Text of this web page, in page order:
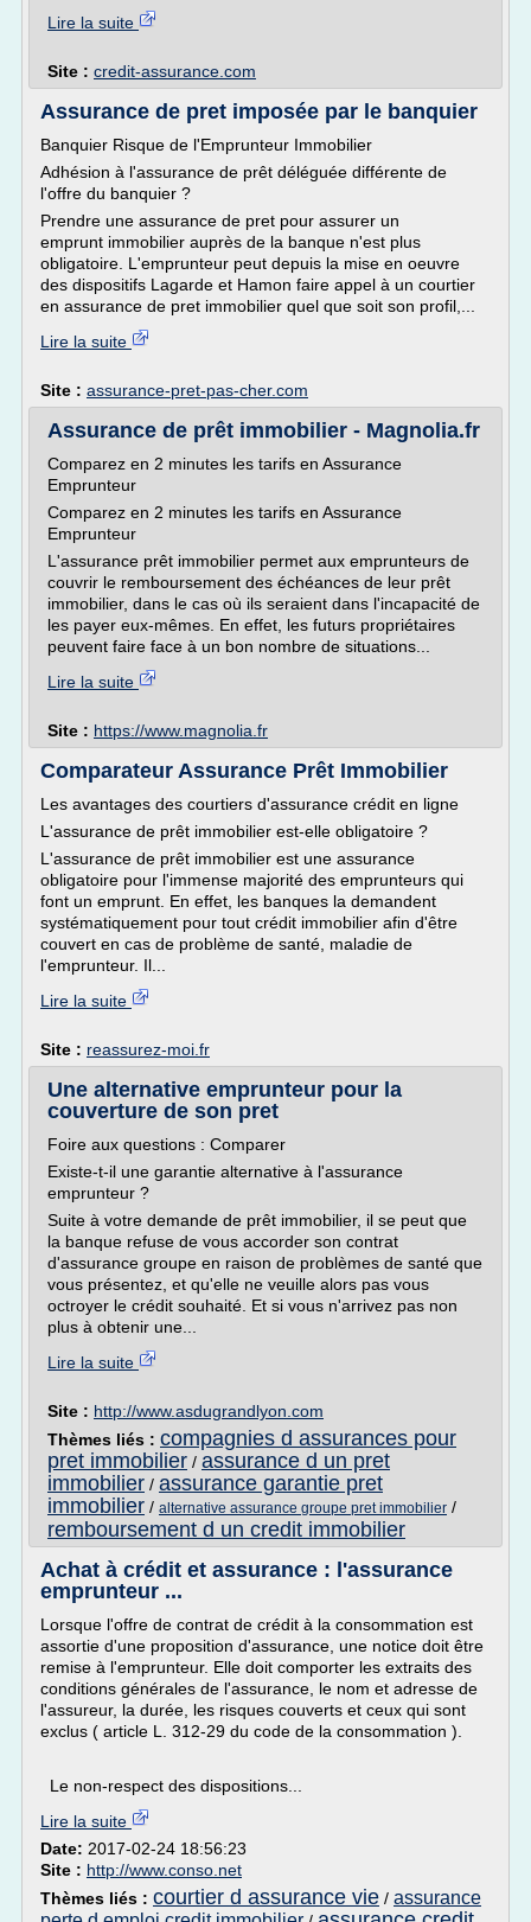
Lire la suite
Site : credit-assurance.com
Assurance de pret imposée par le banquier
Banquier Risque de l'Emprunteur Immobilier
Adhésion à l'assurance de prêt déléguée différente de
l'offre du banquier ?
Prendre une assurance de pret pour assurer un
emprunt immobilier auprès de la banque n'est plus
obligatoire. L'emprunteur peut depuis la mise en oeuvre
des dispositifs Lagarde et Hamon faire appel à un courtier
en assurance de pret immobilier quel que soit son profil,...
Lire la suite
Site : assurance-pret-pas-cher.com
Assurance de prêt immobilier - Magnolia.fr
Comparez en 2 minutes les tarifs en Assurance
Emprunteur
Comparez en 2 minutes les tarifs en Assurance
Emprunteur
L'assurance prêt immobilier permet aux emprunteurs de
couvrir le remboursement des échéances de leur prêt
immobilier, dans le cas où ils seraient dans l'incapacité de
les payer eux-mêmes. En effet, les futurs propriétaires
peuvent faire face à un bon nombre de situations...
Lire la suite
Site : https://www.magnolia.fr
Comparateur Assurance Prêt Immobilier
Les avantages des courtiers d'assurance crédit en ligne
L'assurance de prêt immobilier est-elle obligatoire ?
L'assurance de prêt immobilier est une assurance
obligatoire pour l'immense majorité des emprunteurs qui
font un emprunt. En effet, les banques la demandent
systématiquement pour tout crédit immobilier afin d'être
couvert en cas de problème de santé, maladie de
l'emprunteur. Il...
Lire la suite
Site : reassurez-moi.fr
Une alternative emprunteur pour la
couverture de son pret
Foire aux questions : Comparer
Existe-t-il une garantie alternative à l'assurance
emprunteur ?
Suite à votre demande de prêt immobilier, il se peut que
la banque refuse de vous accorder son contrat
d'assurance groupe en raison de problèmes de santé que
vous présentez, et qu'elle ne veuille alors pas vous
octroyer le crédit souhaité. Et si vous n'arrivez pas non
plus à obtenir une...
Lire la suite
Site : http://www.asdugrandlyon.com
Thèmes liés : compagnies d assurances pour
pret immobilier / assurance d un pret
immobilier / assurance garantie pret
immobilier / alternative assurance groupe pret immobilier /
remboursement d un credit immobilier
Achat à crédit et assurance : l'assurance
emprunteur ...
Lorsque l'offre de contrat de crédit à la consommation est
assortie d'une proposition d'assurance, une notice doit être
remise à l'emprunteur. Elle doit comporter les extraits des
conditions générales de l'assurance, le nom et adresse de
l'assureur, la durée, les risques couverts et ceux qui sont
exclus ( article L. 312-29 du code de la consommation ).
Le non-respect des dispositions...
Lire la suite
Date: 2017-02-24 18:56:23
Site : http://www.conso.net
Thèmes liés : courtier d assurance vie / assurance